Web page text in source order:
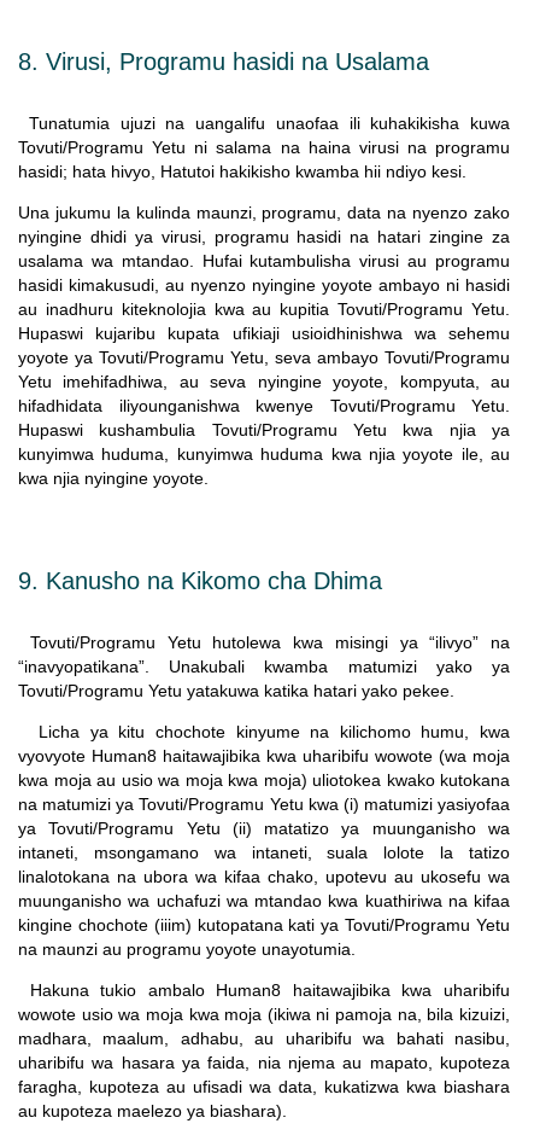
8. Virusi, Programu hasidi na Usalama
Tunatumia ujuzi na uangalifu unaofaa ili kuhakikisha kuwa
Tovuti/Programu Yetu ni salama na haina virusi na programu
hasidi; hata hivyo, Hatutoi hakikisho kwamba hii ndiyo kesi.
Una jukumu la kulinda maunzi, programu, data na nyenzo zako
nyingine dhidi ya virusi, programu hasidi na hatari zingine za
usalama wa mtandao. Hufai kutambulisha virusi au programu
hasidi kimakusudi, au nyenzo nyingine yoyote ambayo ni hasidi
au inadhuru kiteknolojia kwa au kupitia Tovuti/Programu Yetu.
Hupaswi kujaribu kupata ufikiaji usioidhinishwa wa sehemu
yoyote ya Tovuti/Programu Yetu, seva ambayo Tovuti/Programu
Yetu imehifadhiwa, au seva nyingine yoyote, kompyuta, au
hifadhidata iliyounganishwa kwenye Tovuti/Programu Yetu.
Hupaswi kushambulia Tovuti/Programu Yetu kwa njia ya
kunyimwa huduma, kunyimwa huduma kwa njia yoyote ile, au
kwa njia nyingine yoyote.
9. Kanusho na Kikomo cha Dhima
Tovuti/Programu Yetu hutolewa kwa misingi ya “ilivyo” na
“inavyopatikana”. Unakubali kwamba matumizi yako ya
Tovuti/Programu Yetu yatakuwa katika hatari yako pekee.
Licha ya kitu chochote kinyume na kilichomo humu, kwa
vyovyote Human8 haitawajibika kwa uharibifu wowote (wa moja
kwa moja au usio wa moja kwa moja) uliotokea kwako kutokana
na matumizi ya Tovuti/Programu Yetu kwa (i) matumizi yasiyofaa
ya Tovuti/Programu Yetu (ii) matatizo ya muunganisho wa
intaneti, msongamano wa intaneti, suala lolote la tatizo
linalotokana na ubora wa kifaa chako, upotevu au ukosefu wa
muunganisho wa uchafuzi wa mtandao kwa kuathiriwa na kifaa
kingine chochote (iiim) kutopatana kati ya Tovuti/Programu Yetu
na maunzi au programu yoyote unayotumia.
Hakuna tukio ambalo Human8 haitawajibika kwa uharibifu
wowote usio wa moja kwa moja (ikiwa ni pamoja na, bila kizuizi,
madhara, maalum, adhabu, au uharibifu wa bahati nasibu,
uharibifu wa hasara ya faida, nia njema au mapato, kupoteza
faragha, kupoteza au ufisadi wa data, kukatizwa kwa biashara
au kupoteza maelezo ya biashara).